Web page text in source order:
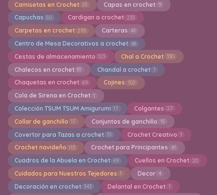
Camisetas en Crochet 25 Capas en crochet 9
Capuchas 50 Cardigan a crochet 233
Carpetas en crochet 293 Carteras 41
Centro de Mesa Decorativos a crochet 48
Cestas de almacenamiento 123 Chal a Crochet 330
Chalecos en crochet 81 Chandal a crochet 1
Chaquetas en crochet 69 Cojines 102
Cola de Sirena en Crochet 1
Colección TSUM TSUM Amigurumi 17 Colgantes 27
Collar de ganchillo 17 Conjuntos de ganchillo 15
Covertor para Tazas a crochet 33 Crochet Creativo 1
Crochet navideño 113 Crochet para Principantes 41
Cuadros de la Abuela en Crochet 49 Cuellos en Crochet 20
Cuidados para Nuestros Tejedores 1 Decor 4
Decoración en crochet 343 Delantal en Crochet 1